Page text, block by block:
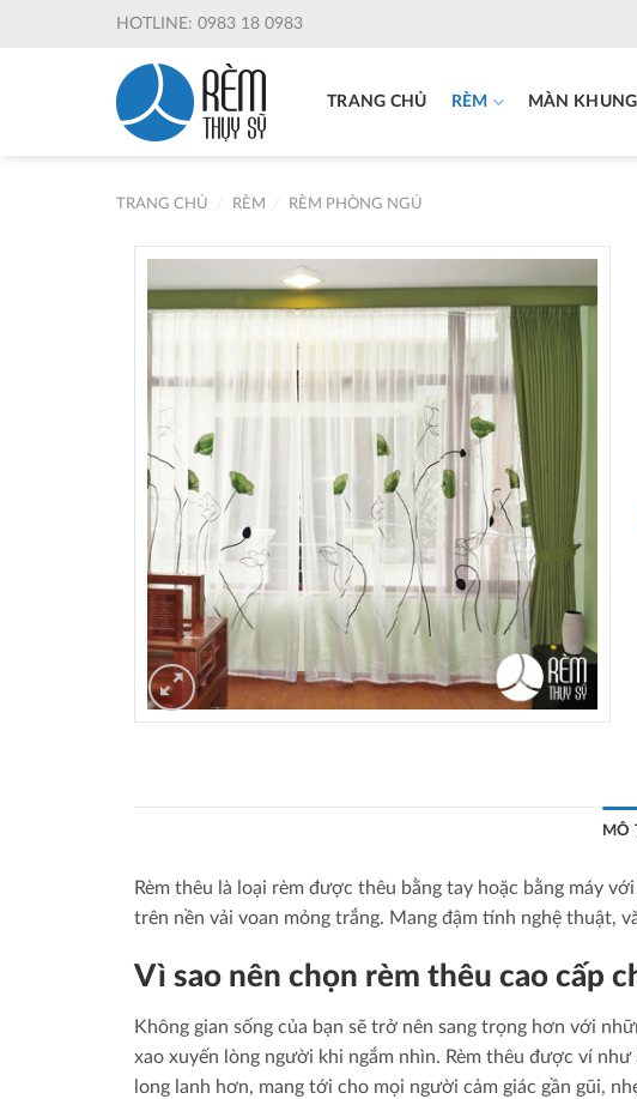
HOTLINE: 0983 18 0983
TRANG CHỦ RÈM MÀN KHUNG
TRANG CHỦ RÈM RÈM PHÒNG NGỦ
MÔ
Rèm thêu là loại rèm được thêu bằng tay hoặc bằng máy
trên nền vải voan mỏng trắng. Mang đậm tính nghệ thuật,
Vì sao nên chọn rèm thêu cao cấp
Không gian sống của bạn sẽ trở nên sang trọng hơn với
xao xuyến lòng người khi ngắm nhìn. Rèm thêu được ví
long lanh hơn, mang tới cho mọi người cảm giác gần gũi,